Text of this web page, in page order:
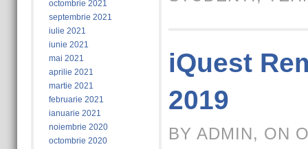
octombrie 2021
septembrie 2021
iulie 2021
iunie 2021
mai 2021
aprilie 2021
martie 2021
februarie 2021
ianuarie 2021
noiembrie 2020
octombrie 2020
iQuest
2019
BY ADMIN, ON